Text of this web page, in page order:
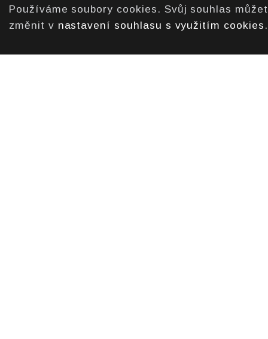
Používáme soubory cookies. Svůj souhlas
změnit v nastavení souhlasu s využitím cookies .